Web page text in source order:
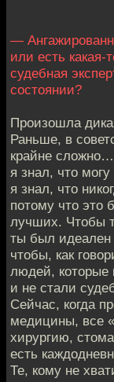
—
или есть какая-
судебная
состоянии?
Произошла
Раньше, в
крайне
я знал, что
я знал, что
потому что это
лучших. Чтобы
ты был идеален
чтобы, как
людей, которые
и не стали
Сейчас, когда
медицины, все
хирургию,
есть
Те, кому не